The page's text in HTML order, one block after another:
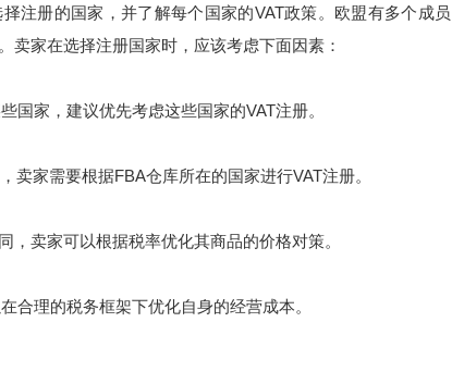
册的国家，并了解每个国家的VAT政策。欧盟有多个成员
卖家在选择注册国家时，应该考虑下面因素：
家，建议优先考虑这些国家的VAT注册。
家需要根据FBA仓库所在的国家进行VAT注册。
卖家可以根据税率优化其商品的价格对策。
理的税务框架下优化自身的经营成本。